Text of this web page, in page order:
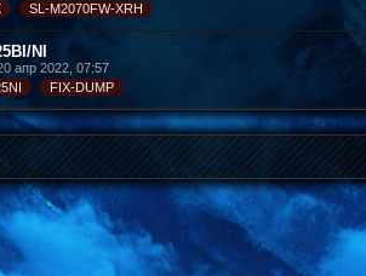
SL-M2070FW-XRH
NI
апр 2022, 07:57
FIX-DUMP